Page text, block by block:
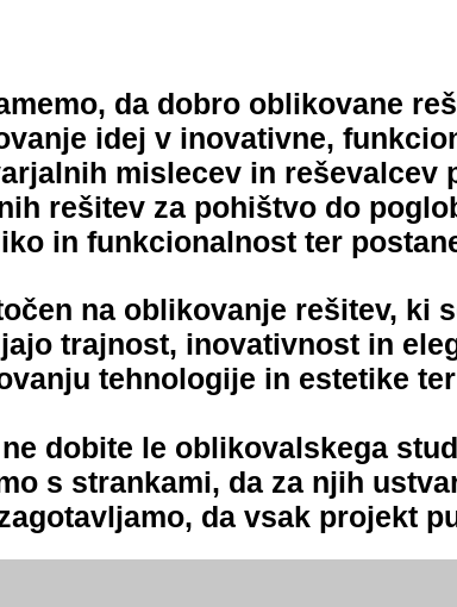
da dobro oblikovane
idej v inovativne,
mislecev in reševalcev
rešitev za pohištvo do
in funkcionalnost ter
na oblikovanje rešitev,
trajnost, inovativnost in
tehnologije in estetike
dobite le oblikovalskega
s strankami, da za njih
da vsak projekt